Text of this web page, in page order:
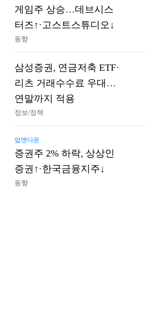
게임주 상승…데브시스
터즈↑·고스트스튜디오↓
동향
삼성증권, 연금저축 ETF·
리츠 거래수수료 우대…
연말까지 적용
정보/정책
업앤다운
증권주 2% 하락, 상상인
증권↑·한국금융지주↓
동향